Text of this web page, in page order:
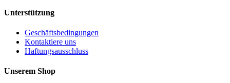
Unterstützung
Geschäftsbedingungen
Kontaktiere uns
Haftungsausschluss
Unserem Shop